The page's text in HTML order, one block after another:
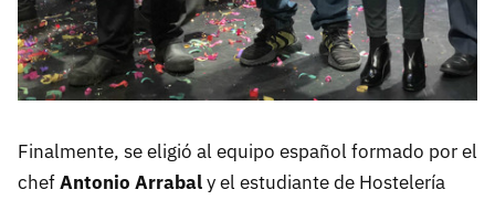
Finalmente, se eligió al equipo español formado por el
chefAntonio Arrabaly el estudiante de Hostelería